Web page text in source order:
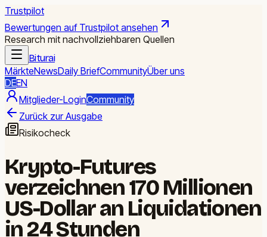
Trustpilot
Bewertungen auf Trustpilot ansehen
Research mit nachvollziehbaren Quellen
Biturai
MärkteNewsDaily BriefCommunityÜber uns
DEEN
Mitglieder-LoginCommunity
Zurück zur Ausgabe
Risikocheck
Krypto-Futures
verzeichnen 170 Millionen
US-Dollar an Liquidationen
in 24 Stunden